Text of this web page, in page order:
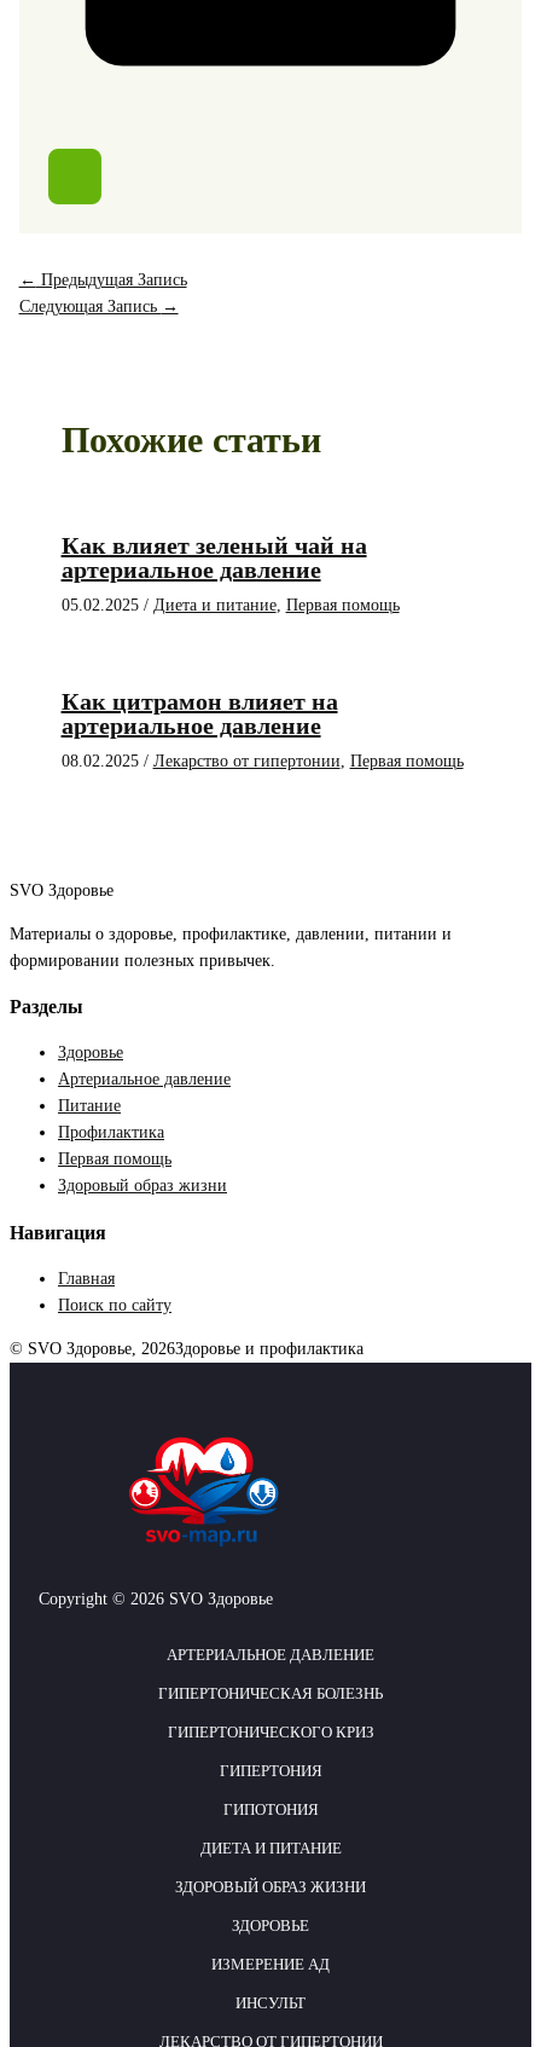
← Предыдущая Запись
Следующая Запись →
Похожие статьи
Как влияет зеленый чай на
артериальное давление
05.02.2025 / Диета и питание, Первая помощь
Как цитрамон влияет на
артериальное давление
08.02.2025 / Лекарство от гипертонии, Первая помощь
SVO Здоровье
Материалы о здоровье, профилактике, давлении, питании и
формировании полезных привычек.
Разделы
Здоровье
Артериальное давление
Питание
Профилактика
Первая помощь
Здоровый образ жизни
Навигация
Главная
Поиск по сайту
© SVO Здоровье, 2026Здоровье и профилактика
Copyright © 2026 SVO Здоровье
АРТЕРИАЛЬНОЕ ДАВЛЕНИЕ
ГИПЕРТОНИЧЕСКАЯ БОЛЕЗНЬ
ГИПЕРТОНИЧЕСКОГО КРИЗ
ГИПЕРТОНИЯ
ГИПОТОНИЯ
ДИЕТА И ПИТАНИЕ
ЗДОРОВЫЙ ОБРАЗ ЖИЗНИ
ЗДОРОВЬЕ
ИЗМЕРЕНИЕ АД
ИНСУЛЬТ
ЛЕКАРСТВО ОТ ГИПЕРТОНИИ